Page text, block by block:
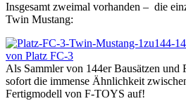
Insgesamt zweimal vorhanden – die
Twin Mustang:
Als Sammler von 144er Bausätzen und
sofort die immense Ähnlichkeit
Fertigmodell von F-TOYS auf!